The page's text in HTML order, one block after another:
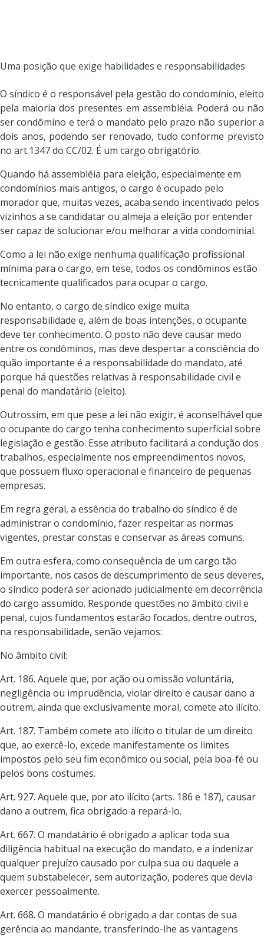
Uma posição que exige habilidades e responsabilidades
O síndico é o responsável pela gestão do condomínio, eleito
pela maioria dos presentes em assembléia. Poderá ou não
ser condômino e terá o mandato pelo prazo não superior a
dois anos, podendo ser renovado, tudo conforme previsto
no art.1347 do CC/02. É um cargo obrigatório.
Quando há assembléia para eleição, especialmente em
condomínios mais antigos, o cargo é ocupado pelo
morador que, muitas vezes, acaba sendo incentivado pelos
vizinhos a se candidatar ou almeja a eleição por entender
ser capaz de solucionar e/ou melhorar a vida condominial.
Como a lei não exige nenhuma qualificação profissional
mínima para o cargo, em tese, todos os condôminos estão
tecnicamente qualificados para ocupar o cargo.
No entanto, o cargo de síndico exige muita
responsabilidade e, além de boas intenções, o ocupante
deve ter conhecimento. O posto não deve causar medo
entre os condôminos, mas deve despertar a consciência do
quão importante é a responsabilidade do mandato, até
porque há questões relativas à responsabilidade civil e
penal do mandatário (eleito).
Outrossim, em que pese a lei não exigir, é aconselhável que
o ocupante do cargo tenha conhecimento superficial sobre
legislação e gestão. Esse atributo facilitará a condução dos
trabalhos, especialmente nos empreendimentos novos,
que possuem fluxo operacional e financeiro de pequenas
empresas.
Em regra geral, a essência do trabalho do síndico é de
administrar o condomínio, fazer respeitar as normas
vigentes, prestar constas e conservar as áreas comuns.
Em outra esfera, como consequência de um cargo tão
importante, nos casos de descumprimento de seus deveres,
o síndico poderá ser acionado judicialmente em decorrência
do cargo assumido. Responde questões no âmbito civil e
penal, cujos fundamentos estarão focados, dentre outros,
na responsabilidade, senão vejamos:
No âmbito civil:
Art. 186. Aquele que, por ação ou omissão voluntária,
negligência ou imprudência, violar direito e causar dano a
outrem, ainda que exclusivamente moral, comete ato ilícito.
Art. 187. Também comete ato ilícito o titular de um direito
que, ao exercê-lo, excede manifestamente os limites
impostos pelo seu fim econômico ou social, pela boa-fé ou
pelos bons costumes.
Art. 927. Aquele que, por ato ilícito (arts. 186 e 187), causar
dano a outrem, fica obrigado a repará-lo.
Art. 667. O mandatário é obrigado a aplicar toda sua
diligência habitual na execução do mandato, e a indenizar
qualquer prejuízo causado por culpa sua ou daquele a
quem substabelecer, sem autorização, poderes que devia
exercer pessoalmente.
Art. 668. O mandatário é obrigado a dar contas de sua
gerência ao mandante, transferindo-lhe as vantagens